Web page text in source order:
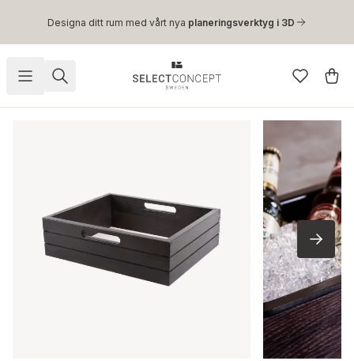
Hoppa till huvudinnehåll
Designa ditt rum med vårt nya planeringsverktyg i 3D